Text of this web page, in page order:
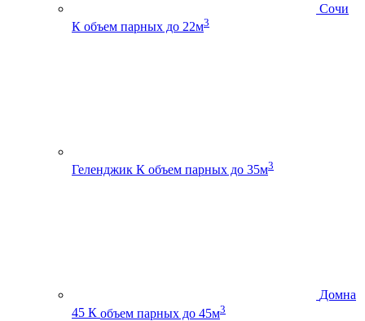
Сочи
К объем парных до 22м3
Геленджик К объем парных до 35м3
Домна
45 К объем парных до 45м3